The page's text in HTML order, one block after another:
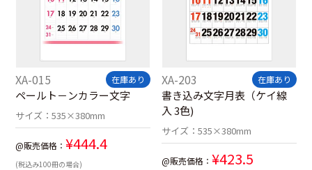
XA-015 在庫あり
ペールト－ンカラー文字
サイズ：535×380mm
@販売価格： ¥444.4
(税込み100冊の場合)
XA-203 在庫あり
書き込み文字月表（ケイ線
入 3色)
サイズ： 535×380mm
@販売価格： ¥423.5